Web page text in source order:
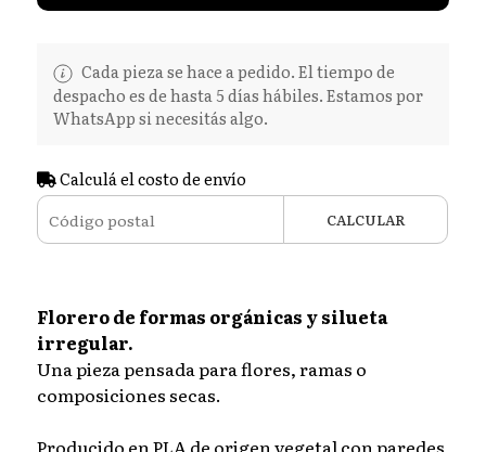
Cada pieza se hace a pedido. El tiempo de
despacho es de hasta 5 días hábiles. Estamos por
WhatsApp si necesitás algo.
Calculá el costo de envío
CALCULAR
Florero de formas orgánicas y silueta
irregular.
Una pieza pensada para flores, ramas o
composiciones secas.
Producido en PLA de origen vegetal con paredes